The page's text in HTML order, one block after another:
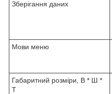
Зберігання даних
Мови меню
Габаритний розміри, В * Ш *
Т